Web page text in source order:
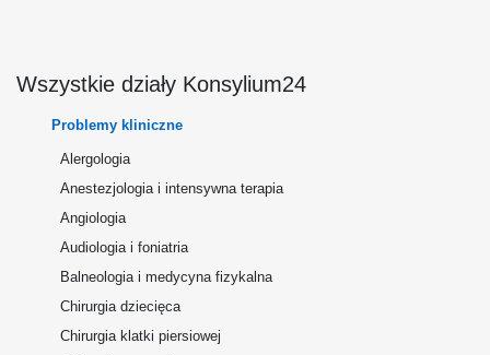
Wszystkie działy Konsylium24
Problemy kliniczne
Alergologia
Anestezjologia i intensywna terapia
Angiologia
Audiologia i foniatria
Balneologia i medycyna fizykalna
Chirurgia dziecięca
Chirurgia klatki piersiowej